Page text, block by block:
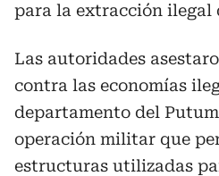
para la extracción ilegal
Las autoridades
contra las economías
departamento del
operación militar que
estructuras utilizadas